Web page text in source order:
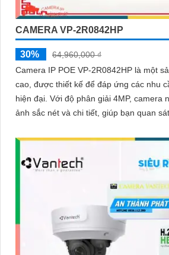
CAMERA VP-2R0842HP
30%
64,960,000 ₫
Camera IP POE VP-2R0842HP là một
cao, được thiết kế để đáp ứng các nhu
hiện đại. Với độ phân giải 4MP, camera này cung cấp hình
ảnh sắc nét và chi tiết, giúp bạn quan